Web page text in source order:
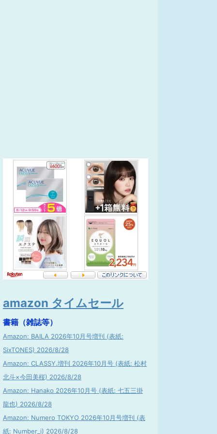
amazon タイムセール
書籍（雑誌等）
Amazon: BAILA 2026年10月号増刊 (表紙:
SixTONES) 2026/8/28
Amazon: CLASSY.増刊 2026年10月号 (表紙: 松村
北斗×今田美桜) 2026/8/28
Amazon: Hanako 2026年10月号 (表紙: 七五三掛
龍也) 2026/8/28
Amazon: Numero TOKYO 2026年10月号増刊 (表
紙: Number_i) 2026/8/28